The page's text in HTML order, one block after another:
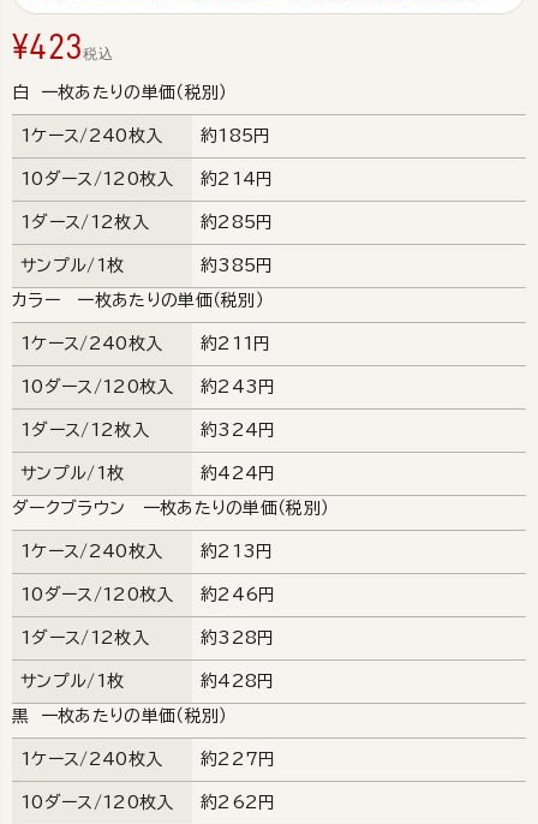
¥423税込
白 一枚あたりの単価（税別）
1ケース/240枚入 約185円
10ダース/120枚入 約214円
1ダース/12枚入 約285円
サンプル/1枚 約385円
カラー 一枚あたりの単価（税別）
1ケース/240枚入 約211円
10ダース/120枚入 約243円
1ダース/12枚入 約324円
サンプル/1枚 約424円
ダークブラウン 一枚あたりの単価（税別）
1ケース/240枚入 約213円
10ダース/120枚入 約246円
1ダース/12枚入 約328円
サンプル/1枚 約428円
黒 一枚あたりの単価（税別）
1ケース/240枚入 約227円
10ダース/120枚入 約262円